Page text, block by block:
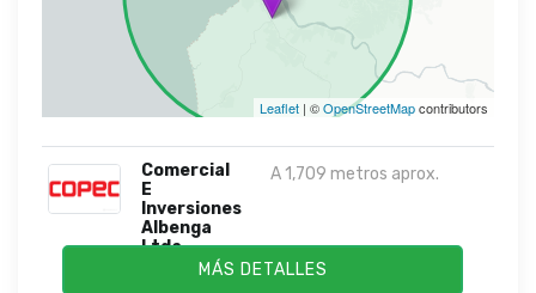
Leaflet | ©OpenStreetMapcontributors
Comercial
E
Inversiones
Albenga
Ltda.
A 1,709 metros aprox.
MÁS DETALLES